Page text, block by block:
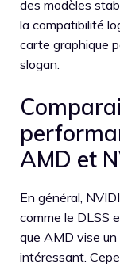
des modèles
la compatibilité
carte graphique
slogan.
AMD et
En général,
comme le DLSS
que AMD vise
intéressant.